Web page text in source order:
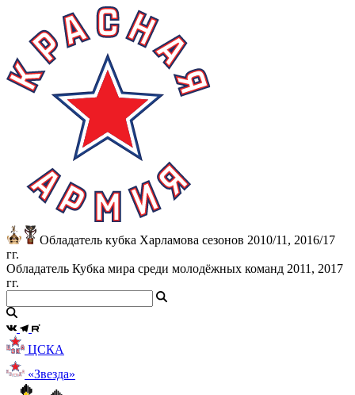
Обладатель кубка Харламова сезонов 2010/11, 2016/17
гг.
Обладатель Кубка мира среди молодёжных команд 2011, 2017
гг.
ЦСКА
«Звезда»